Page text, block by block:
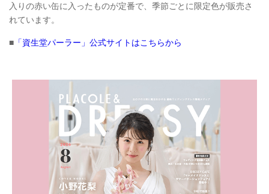
入りの赤い缶に入ったものが定番で、季節ごとに限定色が販売さ
れています。
■ 「資生堂パーラー」公式サイトはこちらから